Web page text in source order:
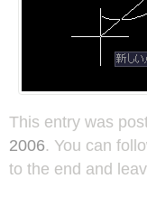
This entry was
2006. You can
to the end and